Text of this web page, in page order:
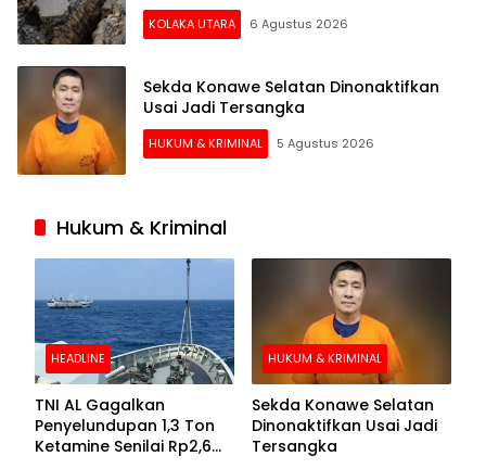
KOLAKA UTARA 6 Agustus 2026
Sekda Konawe Selatan Dinonaktifkan
Usai Jadi Tersangka
HUKUM & KRIMINAL 5 Agustus 2026
Hukum & Kriminal
HEADLINE
TNI AL Gagalkan
Penyelundupan 1,3 Ton
Ketamine Senilai Rp2,6
HUKUM & KRIMINAL
Sekda Konawe Selatan
Dinonaktifkan Usai Jadi
Tersangka